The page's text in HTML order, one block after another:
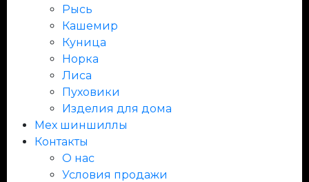
Рысь
Кашемир
Куница
Норка
Лиса
Пуховики
Изделия для дома
Мех шиншиллы
Контакты
О нас
Условия продажи